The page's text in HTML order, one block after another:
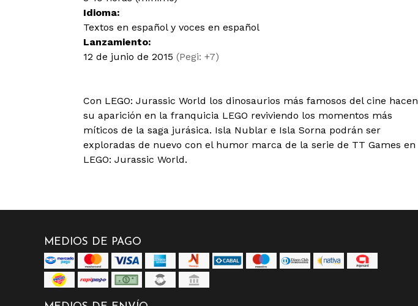
Idioma:
Textos en español y voces en español
Lanzamiento:
12 de junio de 2015 (Pegi: +7)
Con LEGO: Jurassic World los dinosaurios más famosos del cine hacen
su aparición en la franquicia LEGO reviviendo los momentos más
míticos de la saga jurásica. Isla Nublar e Isla Sorna podrán ser
exploradas de nuevo con el humor marca de la serie de TT Games en
LEGO: Jurassic World.
MEDIOS DE PAGO